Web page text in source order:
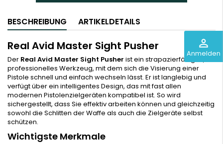
perm_identity
Anmelden
BESCHREIBUNG ARTIKELDETAILS
Real Avid Master Sight Pusher
Der Real Avid Master Sight Pusher ist ein strapazierfähiges,
professionelles Werkzeug, mit dem sich die Visierung einer
Pistole schnell und einfach wechseln lässt. Er ist langlebig und
verfügt über ein intelligentes Design, das mit fast allen
modernen Pistolenzielgeräten kompatibel ist. So wird
sichergestellt, dass Sie effektiv arbeiten können und gleichzeitig
sowohl die Schlitten der Waffe als auch die Zielgeräte selbst
schützen.
Wichtigste Merkmale